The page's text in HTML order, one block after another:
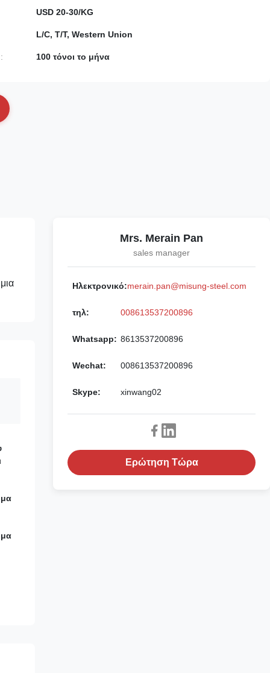
USD 20-30/KG
L/C, T/T, Western Union
100 τόνοι το μήνα
Mrs. Merain Pan
sales manager
Ηλεκτρονικό:merain.pan@misung-steel.com
τηλ: 008613537200896
Whatsapp: 8613537200896
Wechat: 008613537200896
Skype: xinwang02
Ερώτηση Τώρα